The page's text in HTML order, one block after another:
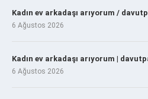
Kadın ev arkadaşı arıyorum /
6 Ağustos 2026
Kadın ev arkadaşı arıyorum |
6 Ağustos 2026